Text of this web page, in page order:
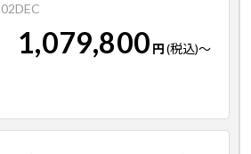
1,079,800 円(税込)～